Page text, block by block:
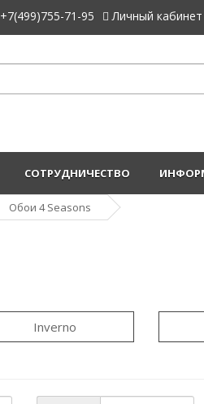
+7(499)755-71-95 Личный кабинет
СОТРУДНИЧЕСТВО
Обои 4 Seasons
Inverno